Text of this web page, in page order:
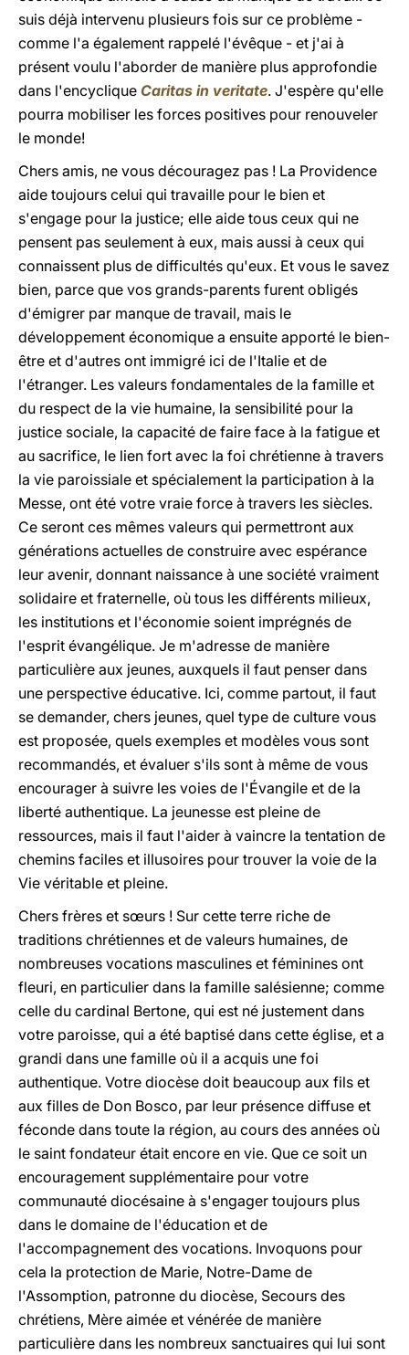
suis déjà intervenu plusieurs fois sur ce problème -
comme l'a également rappelé l'évêque - et j'ai à
présent voulu l'aborder de manière plus approfondie
dans l'encyclique Caritas in veritate. J'espère qu'elle
pourra mobiliser les forces positives pour renouveler
le monde!
Chers amis, ne vous découragez pas ! La Providence
aide toujours celui qui travaille pour le bien et
s'engage pour la justice; elle aide tous ceux qui ne
pensent pas seulement à eux, mais aussi à ceux qui
connaissent plus de difficultés qu'eux. Et vous le savez
bien, parce que vos grands-parents furent obligés
d'émigrer par manque de travail, mais le
développement économique a ensuite apporté le bien-
être et d'autres ont immigré ici de l'Italie et de
l'étranger. Les valeurs fondamentales de la famille et
du respect de la vie humaine, la sensibilité pour la
justice sociale, la capacité de faire face à la fatigue et
au sacrifice, le lien fort avec la foi chrétienne à travers
la vie paroissiale et spécialement la participation à la
Messe, ont été votre vraie force à travers les siècles.
Ce seront ces mêmes valeurs qui permettront aux
générations actuelles de construire avec espérance
leur avenir, donnant naissance à une société vraiment
solidaire et fraternelle, où tous les différents milieux,
les institutions et l'économie soient imprégnés de
l'esprit évangélique. Je m'adresse de manière
particulière aux jeunes, auxquels il faut penser dans
une perspective éducative. Ici, comme partout, il faut
se demander, chers jeunes, quel type de culture vous
est proposée, quels exemples et modèles vous sont
recommandés, et évaluer s'ils sont à même de vous
encourager à suivre les voies de l'Évangile et de la
liberté authentique. La jeunesse est pleine de
ressources, mais il faut l'aider à vaincre la tentation de
chemins faciles et illusoires pour trouver la voie de la
Vie véritable et pleine.
Chers frères et sœurs ! Sur cette terre riche de
traditions chrétiennes et de valeurs humaines, de
nombreuses vocations masculines et féminines ont
fleuri, en particulier dans la famille salésienne; comme
celle du cardinal Bertone, qui est né justement dans
votre paroisse, qui a été baptisé dans cette église, et a
grandi dans une famille où il a acquis une foi
authentique. Votre diocèse doit beaucoup aux fils et
aux filles de Don Bosco, par leur présence diffuse et
féconde dans toute la région, au cours des années où
le saint fondateur était encore en vie. Que ce soit un
encouragement supplémentaire pour votre
communauté diocésaine à s'engager toujours plus
dans le domaine de l'éducation et de
l'accompagnement des vocations. Invoquons pour
cela la protection de Marie, Notre-Dame de
l'Assomption, patronne du diocèse, Secours des
chrétiens, Mère aimée et vénérée de manière
particulière dans les nombreux sanctuaires qui lui sont